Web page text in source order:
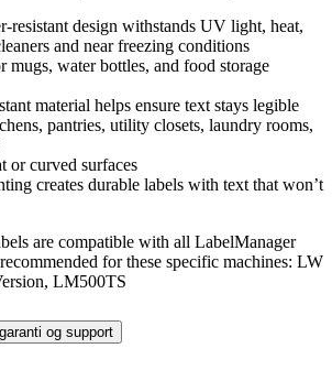
resistant design withstands UV light, heat,
and near freezing conditions
mugs, water bottles, and food storage
material helps ensure text stays legible
pantries, utility closets, laundry rooms,
or curved surfaces
creates durable labels with text that won’t
are compatible with all LabelManager
for these specific machines: LW
LM500TS
og support